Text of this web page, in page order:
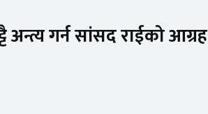
अन्त्य गर्न सांसद राईको आग्रह